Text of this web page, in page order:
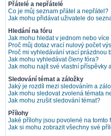
Přátelé a nepřátelé
Co je můj seznam přátel a nepřátel?
Jak mohu přidávat uživatele do
Hledání na fóru
Jak mohu hledat v jednom nebo více
Proč můj dotaz vrací nulový počet
Proč mi vyhledávání vrací prázdnou
Jak mohu vyhledávat členy fóra?
Jak mohu najít své vlastní příspěvky
Sledování témat a záložky
Jaký je rozdíl mezi sledováním a
Jak mohu sledovat zvolená témata
Jak mohu zrušit sledování témat?
Přílohy
Jaké přílohy jsou povolené na tomto
Jak si mohu zobrazit všechny své